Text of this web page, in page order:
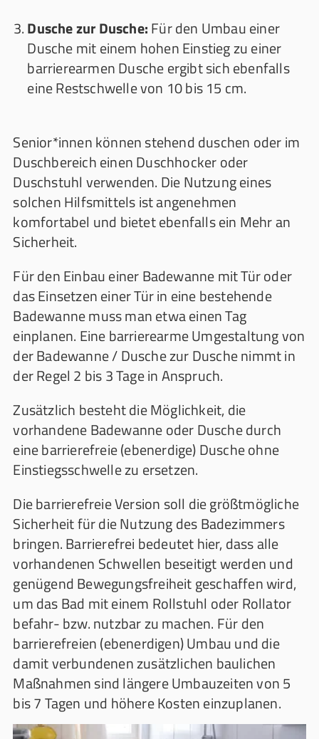
Dusche zur Dusche:Für den Umbau einer
Dusche mit einem hohen Einstieg zu einer
barrierearmen Dusche ergibt sich ebenfalls
eine Restschwelle von 10 bis 15 cm.
Senior*innen können stehend duschen oder im
Duschbereich einen Duschhocker oder
Duschstuhl verwenden. Die Nutzung eines
solchen Hilfsmittels ist angenehmen
komfortabel und bietet ebenfalls ein Mehr an
Sicherheit.
Für den Einbau einer Badewanne mit Tür oder
das Einsetzen einer Tür in eine bestehende
Badewanne muss man etwa einen Tag
einplanen. Eine barrierearme Umgestaltung von
der Badewanne / Dusche zur Dusche nimmt in
der Regel 2 bis 3 Tage in Anspruch.
Zusätzlich besteht die Möglichkeit, die
vorhandene Badewanne oder Dusche durch
eine barrierefreie (ebenerdige) Dusche ohne
Einstiegsschwelle zu ersetzen.
Die barrierefreie Version soll die größtmögliche
Sicherheit für die Nutzung des Badezimmers
bringen. Barrierefrei bedeutet hier, dass alle
vorhandenen Schwellen beseitigt werden und
genügend Bewegungsfreiheit geschaffen wird,
um das Bad mit einem Rollstuhl oder Rollator
befahr- bzw. nutzbar zu machen. Für den
barrierefreien (ebenerdigen) Umbau und die
damit verbundenen zusätzlichen baulichen
Maßnahmen sind längere Umbauzeiten von 5
bis 7 Tagen und höhere Kosten einzuplanen.